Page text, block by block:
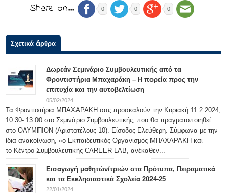
Share on… 0 0 0
Σχετικά άρθρα
Δωρεάν Σεμινάριο Συμβουλευτικής από τα
Φροντιστήρια Μπαχαράκη – Η πορεία προς την
επιτυχία και την αυτοβελτίωση
05/02/2024
Τα Φροντιστήρια ΜΠΑΧΑΡΑΚΗ σας προσκαλούν την Κυριακή 11.2.2024,
10:30- 13:00 στο Σεμινάριο Συμβουλευτικής, που θα πραγματοποιηθεί
στο ΟΛΥΜΠΙΟΝ (Αριστοτέλους 10). Είσοδος Ελεύθερη. Σύμφωνα με την
ίδια ανακοίνωση, «ο Εκπαιδευτικός Οργανισμός ΜΠΑΧΑΡΑΚΗ και
το Κέντρο Συμβουλευτικής CAREER LAB, ανέκαθεν...
Εισαγωγή μαθητών/τριών στα Πρότυπα, Πειραματικά
και τα Εκκλησιαστικά Σχολεία 2024-25
22/01/2024